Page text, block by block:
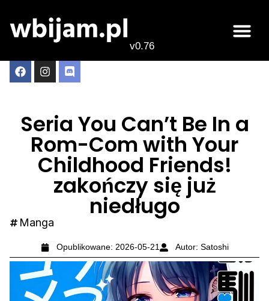
v0.76
Seria You Can’t Be In a
Rom-Com with Your
Childhood Friends!
zakończy się już
niedługo
Manga
Opublikowane: 2026-05-21 Autor: Satoshi